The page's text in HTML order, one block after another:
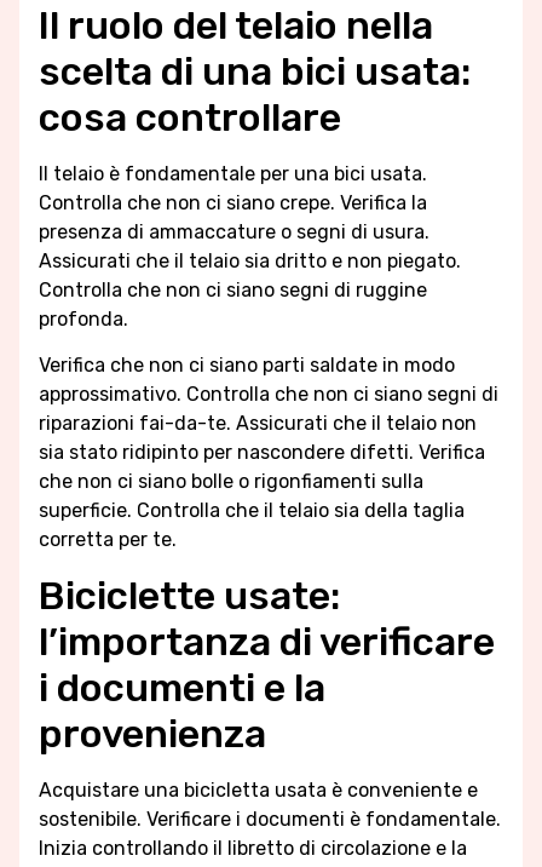
Il ruolo del telaio nella
scelta di una bici usata:
cosa controllare
Il telaio è fondamentale per una bici usata.
Controlla che non ci siano crepe. Verifica la
presenza di ammaccature o segni di usura.
Assicurati che il telaio sia dritto e non piegato.
Controlla che non ci siano segni di ruggine
profonda.
Verifica che non ci siano parti saldate in modo
approssimativo. Controlla che non ci siano segni di
riparazioni fai-da-te. Assicurati che il telaio non
sia stato ridipinto per nascondere difetti. Verifica
che non ci siano bolle o rigonfiamenti sulla
superficie. Controlla che il telaio sia della taglia
corretta per te.
Biciclette usate:
l’importanza di verificare
i documenti e la
provenienza
Acquistare una bicicletta usata è conveniente e
sostenibile. Verificare i documenti è fondamentale.
Inizia controllando il libretto di circolazione e la